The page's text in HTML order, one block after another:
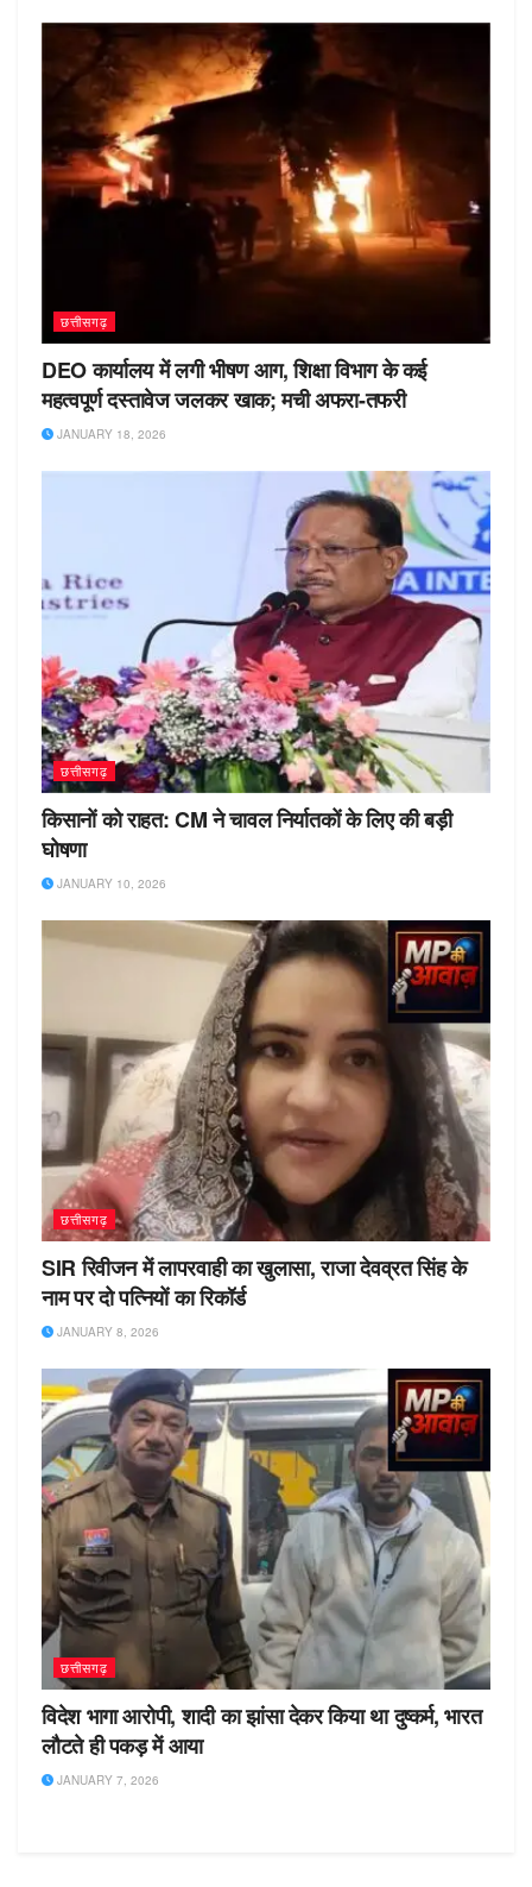
छत्तीसगढ़
DEO कार्यालय में लगी भीषण आग, शिक्षा विभाग के कई
महत्वपूर्ण दस्तावेज जलकर खाक; मची अफरा-तफरी
JANUARY 18, 2026
छत्तीसगढ़
किसानों को राहत: CM ने चावल निर्यातकों के लिए की बड़ी
घोषणा
JANUARY 10, 2026
छत्तीसगढ़
SIR रिवीजन में लापरवाही का खुलासा, राजा देवव्रत सिंह के
नाम पर दो पत्नियों का रिकॉर्ड
JANUARY 8, 2026
छत्तीसगढ़
विदेश भागा आरोपी, शादी का झांसा देकर किया था दुष्कर्म, भारत
लौटते ही पकड़ में आया
JANUARY 7, 2026